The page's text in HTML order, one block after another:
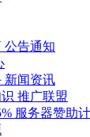
公告通知
新闻资讯
推广联盟
服务器赞助